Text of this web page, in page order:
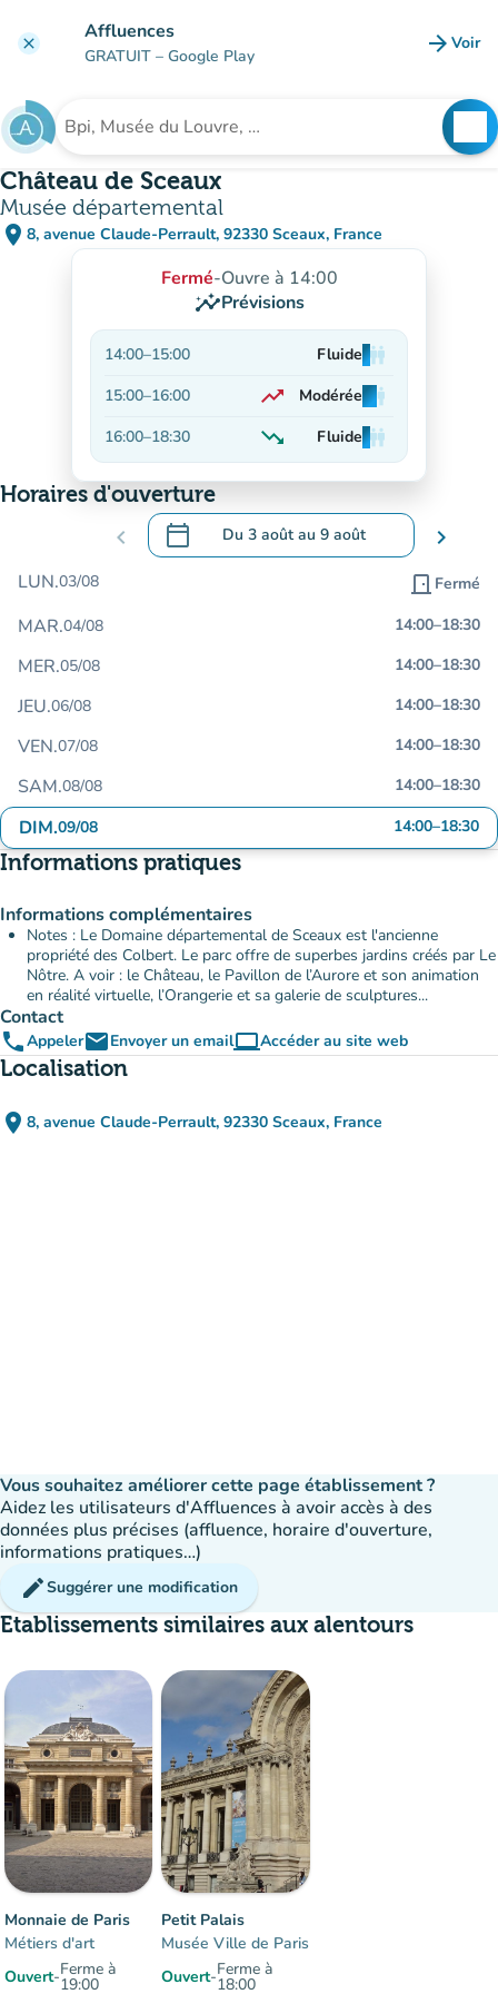
clear Affluences
GRATUIT – Google Play arrow_forward Voir
Rechercher un établissement
Château de Sceaux
Musée départemental
place 8, avenue Claude-Perrault, 92330 Sceaux, France
(ouvrir dans Google Maps)
(nouvel onglet)
Fermé-Ouvre à 14:00
insightsPrévisions
14:00–15:00 Fluideman
man
man
15:00–16:00 trending_up Modéréeman
man
man
16:00–18:30 trending_down
En baisse
Fluideman
man
man
Horaires d'ouverture
chevron_left calendar_today Du 3 aoûtau 9 août
.Ouvrir le calendrier pour changer de
chevron_right
LUN.03/08 door_front Fermé
MAR.04/08 14:00–18:30
MER.05/08 14:00–18:30
JEU.06/08 14:00–18:30
VEN.07/08 14:00–18:30
SAM.08/08 14:00–18:30
DIM.09/08 14:00–18:30
Informations pratiques
Informations complémentaires
Notes : Le Domaine départemental de Sceaux est l'ancienne
propriété des Colbert. Le parc offre de superbes jardins créés par Le
Nôtre. A voir : le Château, le Pavillon de l’Aurore et son animation
en réalité virtuelle, l’Orangerie et sa galerie de sculptures...
Contact
phoneAppeleremailEnvoyer un emailcomputerAccéder au site web
(nouvel onglet)
Localisation
place 8, avenue Claude-Perrault, 92330 Sceaux, France
(ouvrir dans Google Maps)
(nouvel onglet)
Vous souhaitez améliorer cette page établissement ?
Aidez les utilisateurs d'Affluences à avoir accès à des
données plus précises (affluence, horaire d'ouverture,
informations pratiques…)
editSuggérer une modification
Etablissements similaires aux alentours
Monnaie de Paris
Métiers d'art
Ouvert-Ferme à
19:00
Petit Palais
Musée Ville de Paris
Ouvert-Ferme à
18:00
Affluence
man